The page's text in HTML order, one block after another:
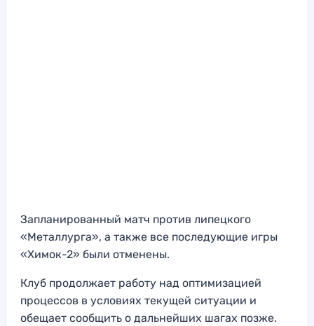
Запланированный матч против липецкого
«Металлурга», а также все последующие игры
«Химок-2» были отменены.
Клуб продолжает работу над оптимизацией
процессов в условиях текущей ситуации и
обещает сообщить о дальнейших шагах позже.